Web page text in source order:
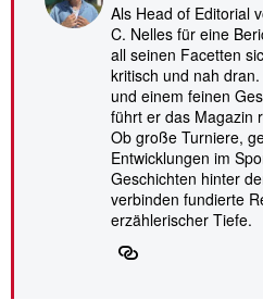
Als Head of Editorial
C. Nelles für eine
all seinen Facetten
kritisch und nah
und einem feinen
führt er das Magazin
Ob große Turniere,
Entwicklungen im
Geschichten hinter
verbinden fundierte
erzählerischer Tiefe.